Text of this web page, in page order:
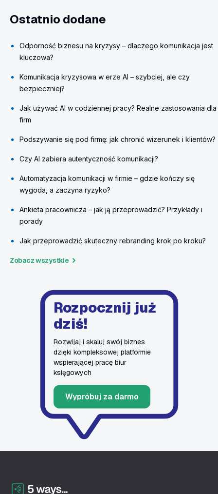
Ostatnio dodane
Odporność biznesu na kryzysy – dlaczego komunikacja jest
kluczowa?
Komunikacja kryzysowa w erze AI – szybciej, ale czy
bezpieczniej?
Jak używać AI w codziennej pracy? Realne zastosowania dla
firm
Podszywanie się pod firmę: jak chronić wizerunek i klientów?
Czy AI zabiera autentyczność komunikacji?
Automatyzacja komunikacji w firmie – gdzie kończy się
wygoda, a zaczyna ryzyko?
Ankieta pracownicza – jak ją przeprowadzić? Przykłady i
porady
Jak przeprowadzić skuteczny rebranding krok po kroku?
Zobacz wszystkie
Rozpocznij już
dziś!
Rozwijaj i skaluj swój biznes
dzięki kompleksowej platformie
wspierającej pracę biur
księgowych
Wypróbuj za darmo